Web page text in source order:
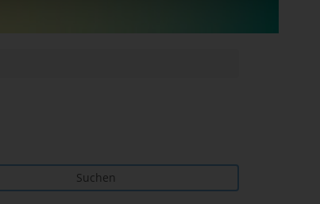
Suchen